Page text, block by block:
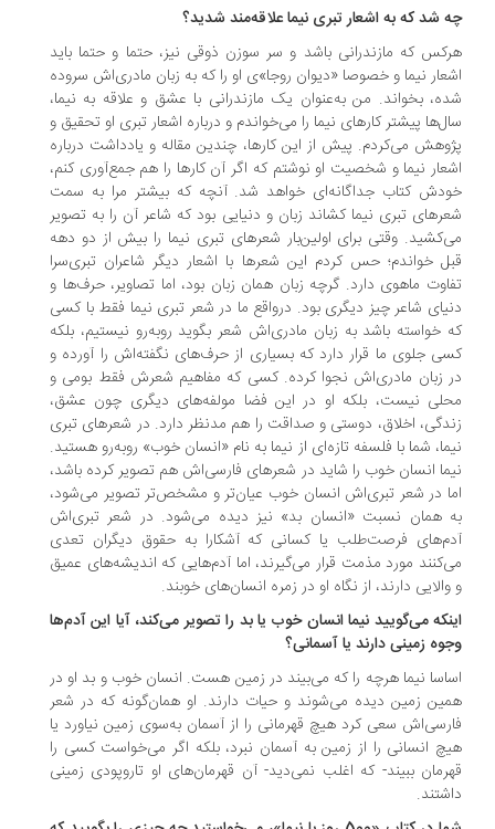
شد که به اشعار تبری نیما علاقه‌مند شدید؟
که مازندرانی باشد و سر سوزن ذوقی نیز، حتما و حتما باید
نیما و خصوصا «دیوان روجا»ی او را که به زبان مادری‌اش سروده
بخواند. من به‌عنوان یک مازندرانی با عشق و علاقه به نیما،
پیشتر کارهای نیما را می‌خواندم و درباره اشعار تبری او تحقیق و
می‌کردم. پیش از این کارها، چندین مقاله و یادداشت درباره
نیما و شخصیت او نوشتم که اگر آن کارها را هم جمع‌آوری کنم،
کتاب جداگانه‌ای خواهد شد. آنچه که بیشتر مرا به سمت
تبری نیما کشاند زبان و دنیایی بود که شاعر آن را به تصویر
وقتی برای اولین‌بار شعرهای تبری نیما را بیش از دو دهه
خواندم؛ حس ‌کردم این شعرها با اشعار دیگر شاعران تبری‌سرا
ماهوی دارد. گرچه زبان همان زبان بود، اما تصاویر، حرف‌ها و
شاعر چیز دیگری بود. درواقع ما در شعر تبری نیما فقط با کسی
خواسته باشد به زبان مادری‌اش شعر بگوید روبه‌رو نیستیم، بلکه
جلوی ما قرار دارد که بسیاری از حرف‌های نگفته‌اش را آورده و
زبان مادری‌اش نجوا کرده. کسی که مفاهیم شعرش فقط بومی و
نیست، بلکه او در این فضا مولفه‌های دیگری چون عشق،
اخلاق، دوستی و صداقت را هم مدنظر دارد. در شعرهای تبری
شما با فلسفه تازه‌ای از نیما به نام «انسان خوب» روبه‌رو هستید.
انسان خوب را شاید در شعرهای فارسی‌اش هم تصویر کرده باشد،
در شعر تبری‌اش انسان خوب عیان‌تر و مشخص‌تر تصویر می‌شود،
همان نسبت «انسان بد» نیز دیده می‌شود. در شعر تبری‌اش
فرصت‌طلب یا کسانی که آشکارا به حقوق دیگران تعدی
مورد مذمت قرار می‌گیرند، اما آدم‌هایی که اندیشه‌های عمیق
دارند، از نگاه او در زمره انسان‌های خوبند.
می‌گویید نیما انسان خوب یا بد را تصویر می‌کند، آیا این آدم‌ها
زمینی دارند یا آسمانی؟
نیما هرچه را که می‌بیند در زمین هست. انسان خوب و بد او در
زمین دیده می‌شوند و حیات دارند. او همان‌گونه که در شعر
سعی کرد هیچ قهرمانی را از آسمان به‌سوی زمین نیاورد یا
انسانی را از زمین به آسمان نبرد، بلکه اگر می‌خواست کسی را
ببیند- که اغلب نمی‌دید- آن قهرمان‌های او تاروپودی زمینی